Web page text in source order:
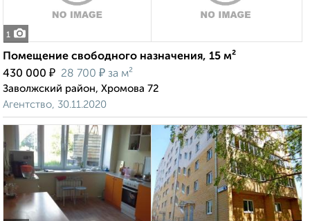
1
Помещение свободного назначения, 15 м²
430 000 ₽ 28 700 ₽ за м²
Заволжский район, Хромова 72
Агентство, 30.11.2020